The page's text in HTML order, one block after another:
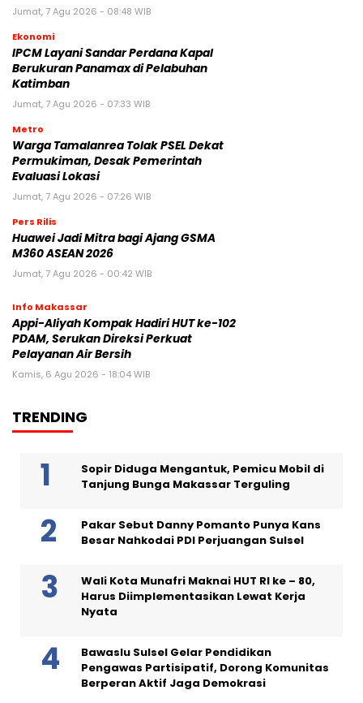
Jumat, 7 Agu 2026 - 08:48 WIB
Ekonomi
IPCM Layani Sandar Perdana Kapal
Berukuran Panamax di Pelabuhan
Katimban
Jumat, 7 Agu 2026 - 07:33 WIB
Metro
Warga Tamalanrea Tolak PSEL Dekat
Permukiman, Desak Pemerintah
Evaluasi Lokasi
Jumat, 7 Agu 2026 - 07:26 WIB
Pers Rilis
Huawei Jadi Mitra bagi Ajang GSMA
M360 ASEAN 2026
Jumat, 7 Agu 2026 - 00:42 WIB
Info Makassar
Appi-Aliyah Kompak Hadiri HUT ke-102
PDAM, Serukan Direksi Perkuat
Pelayanan Air Bersih
Kamis, 6 Agu 2026 - 18:04 WIB
TRENDING
Sopir Diduga Mengantuk, Pemicu Mobil di
Tanjung Bunga Makassar Terguling
Pakar Sebut Danny Pomanto Punya Kans
Besar Nahkodai PDI Perjuangan Sulsel
Wali Kota Munafri Maknai HUT RI ke – 80,
Harus Diimplementasikan Lewat Kerja
Nyata
Bawaslu Sulsel Gelar Pendidikan
Pengawas Partisipatif, Dorong Komunitas
Berperan Aktif Jaga Demokrasi